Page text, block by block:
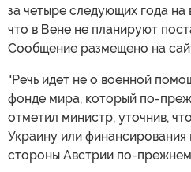
за четыре следующих года
что в Вене не планируют
Сообщение размещено на
"Речь идет не о военной
фонде мира, который по-
отметил министр, уточнив,
Украину или
стороны Австрии по-